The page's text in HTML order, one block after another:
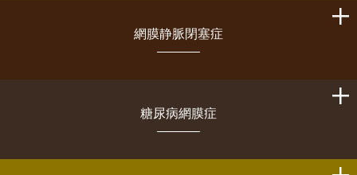
網膜静脈閉塞症
糖尿病網膜症